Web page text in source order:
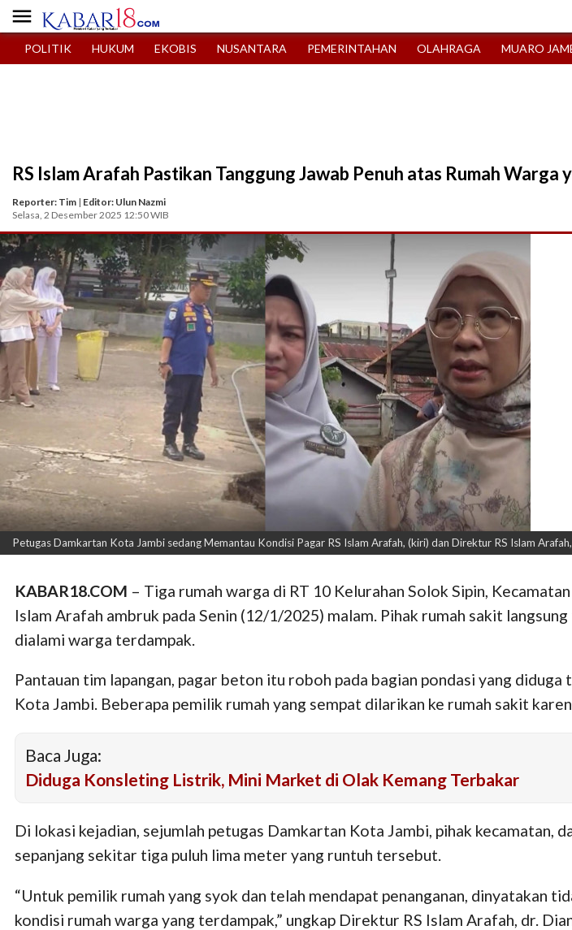

POLITIK HUKUM EKOBIS NUSANTARA PEMERINTAHAN OLAHRAGA MUARO
RS Islam Arafah Pastikan Tanggung Jawab Penuh atas Rumah Warga
Reporter: Tim | Editor: Ulun Nazmi
Selasa, 2 Desember 2025 12:50 WIB
Petugas Damkartan Kota Jambi sedang Memantau Kondisi Pagar RS Islam Arafah, (kiri) dan Direktur RS Islam
KABAR18.COM – Tiga rumah warga di RT 10 Kelurahan Solok Sipin,
Islam Arafah ambruk pada Senin (12/1/2025) malam. Pihak rumah sakit
dialami warga terdampak.
Pantauan tim lapangan, pagar beton itu roboh pada bagian pondasi yang
Kota Jambi. Beberapa pemilik rumah yang sempat dilarikan ke rumah sakit
Baca Juga:
Diduga Konsleting Listrik, Mini Market di Olak Kemang Terbakar
Di lokasi kejadian, sejumlah petugas Damkartan Kota Jambi, pihak kecamatan,
sepanjang sekitar tiga puluh lima meter yang runtuh tersebut.
“Untuk pemilik rumah yang syok dan telah mendapat penanganan, dinyatakan
kondisi rumah warga yang terdampak,” ungkap Direktur RS Islam Arafah, dr.